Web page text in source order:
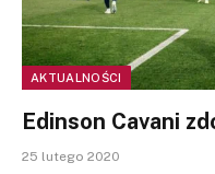
AKTUALNOŚCI
Edinson Cavani
25 lutego 2020